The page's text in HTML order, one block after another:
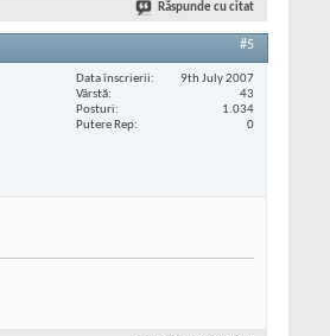
Răspunde cu citat
#5
Data înscrierii
9th July 2007
Vârstă
43
Posturi
1.034
Putere Rep
0